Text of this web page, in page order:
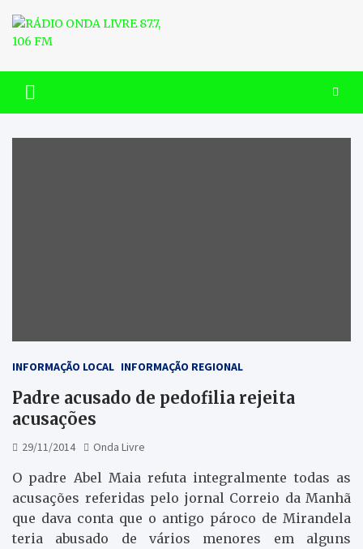
content
RÁDIO ONDA LIVRE 87.7, 106
FM
INFORMAÇÃO LOCAL INFORMAÇÃO REGIONAL
Padre acusado de pedofilia rejeita
acusações
29/11/2014 Onda Livre
O padre Abel Maia refuta integralmente todas as
acusações referidas pelo jornal Correio da Manhã
que dava conta que o antigo pároco de Mirandela
teria abusado de vários menores em alguns